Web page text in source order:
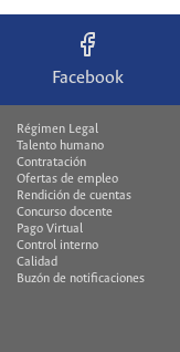
Facebook
Régimen Legal
Talento humano
Contratación
Ofertas de empleo
Rendición de cuentas
Concurso docente
Pago Virtual
Control interno
Calidad
Buzón de notificaciones